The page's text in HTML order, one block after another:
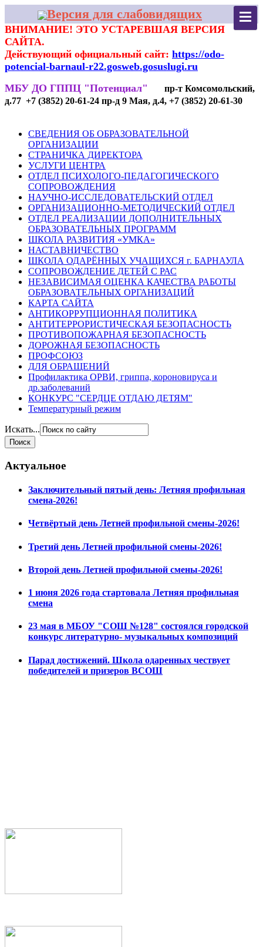
Версия для слабовидящих
ВНИМАНИЕ! ЭТО УСТАРЕВШАЯ ВЕРСИЯ
САЙТА.
Действующий официальный сайт: https://odo-
potencial-barnaul-r22.gosweb.gosuslugi.ru
МБУ ДО ГППЦ "Потенциал"
пр-т Комсомольский,
д.77 +7 (3852) 20-61-24 пр-д 9 Мая, д.4, +7 (3852) 20-61-30
СВЕДЕНИЯ ОБ ОБРАЗОВАТЕЛЬНОЙ
ОРГАНИЗАЦИИ
СТРАНИЧКА ДИРЕКТОРА
УСЛУГИ ЦЕНТРА
ОТДЕЛ ПСИХОЛОГО-ПЕДАГОГИЧЕСКОГО
СОПРОВОЖДЕНИЯ
НАУЧНО-ИССЛЕДОВАТЕЛЬСКИЙ ОТДЕЛ
ОРГАНИЗАЦИОННО-МЕТОДИЧЕСКИЙ ОТДЕЛ
ОТДЕЛ РЕАЛИЗАЦИИ ДОПОЛНИТЕЛЬНЫХ
ОБРАЗОВАТЕЛЬНЫХ ПРОГРАММ
ШКОЛА РАЗВИТИЯ «УМКА»
НАСТАВНИЧЕСТВО
ШКОЛА ОДАРЁННЫХ УЧАЩИХСЯ г. БАРНАУЛА
СОПРОВОЖДЕНИЕ ДЕТЕЙ С РАС
НЕЗАВИСИМАЯ ОЦЕНКА КАЧЕСТВА РАБОТЫ
ОБРАЗОВАТЕЛЬНЫХ ОРГАНИЗАЦИЙ
КАРТА САЙТА
АНТИКОРРУПЦИОННАЯ ПОЛИТИКА
АНТИТЕРРОРИСТИЧЕСКАЯ БЕЗОПАСНОСТЬ
ПРОТИВОПОЖАРНАЯ БЕЗОПАСНОСТЬ
ДОРОЖНАЯ БЕЗОПАСНОСТЬ
ПРОФСОЮЗ
ДЛЯ ОБРАЩЕНИЙ
Профилактика ОРВИ, гриппа, короновируса и
др.заболеваний
КОНКУРС "СЕРДЦЕ ОТДАЮ ДЕТЯМ"
Температурный режим
Искать...
Актуальное
Заключительный пятый день: Летняя профильная
смена-2026!
Четвёртый день Летней профильной смены-2026!
Третий день Летней профильной смены-2026!
Второй день Летней профильной смены-2026!
1 июня 2026 года стартовала Летняя профильная
смена
23 мая в МБОУ "СОШ №128" состоялся городской
конкурс литературно- музыкальных композиций
Парад достижений. Школа одаренных чествует
победителей и призеров ВСОШ